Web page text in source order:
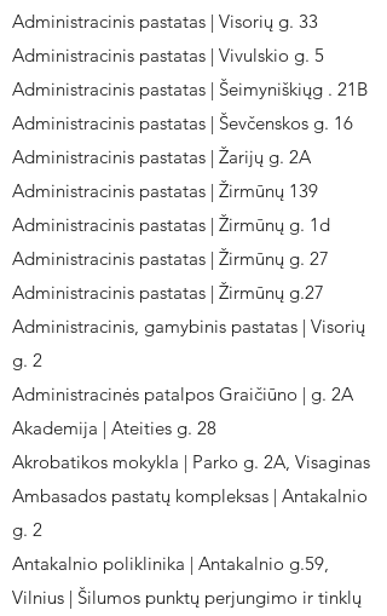
Administracinis pastatas | Visorių g. 33
Administracinis pastatas | Vivulskio g. 5
Administracinis pastatas | Šeimyniškiųg . 21B
Administracinis pastatas | Ševčenskos g. 16
Administracinis pastatas | Žarijų g. 2A
Administracinis pastatas | Žirmūnų 139
Administracinis pastatas | Žirmūnų g. 1d
Administracinis pastatas | Žirmūnų g. 27
Administracinis pastatas | Žirmūnų g.27
Administracinis, gamybinis pastatas | Visorių
g. 2
Administracinės patalpos Graičiūno | g. 2A
Akademija | Ateities g. 28
Akrobatikos mokykla | Parko g. 2A, Visaginas
Ambasados pastatų kompleksas | Antakalnio
g. 2
Antakalnio poliklinika | Antakalnio g.59,
Vilnius | Šilumos punktų perjungimo ir tinklų